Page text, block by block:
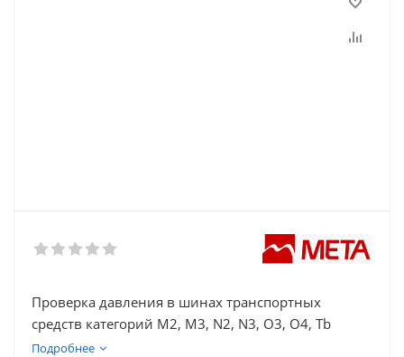
Проверка давления в шинах транспортных
средств категорий M2, M3, N2, N3, O3, O4, Tb
Подробнее